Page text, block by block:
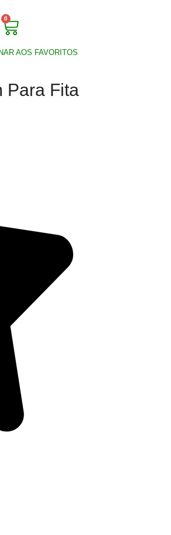
0
AOS FAVORITOS
Para Fita